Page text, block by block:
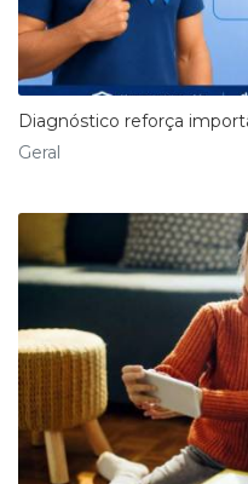
Diagnóstico reforça
Geral